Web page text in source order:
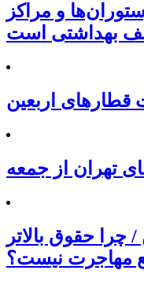
و مراکز
بهداشتی است
تهران از جمعه
چرا حقوق بالاتر
مهاجرت نیست؟